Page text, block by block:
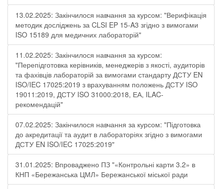
13.02.2025: Закінчилося навчання за курсом: "Верифікація
методик досліджень за CLSI EP 15-A3 згідно з вимогами
ISO 15189 для медичних лабораторій"
11.02.2025: Закінчилося навчання за курсом:
"Перепідготовка керівників, менеджерів з якості, аудиторів
та фахівців лабораторій за вимогами стандарту ДСТУ EN
ISO/IEC 17025:2019 з врахуванням положень ДСТУ ISO
19011:2019, ДСТУ ISO 31000:2018, ЕА, ILAC-
рекомендацій"
07.02.2025: Закінчилося навчання за курсом: "Підготовка
до акредитації та аудит в лабораторіях згідно з вимогами
ДСТУ EN ISO/IEC 17025:2019"
31.01.2025: Впроваджено ПЗ "«Контрольні карти 3.2» в
КНП «Бережанська ЦМЛ» Бережанської міської ради